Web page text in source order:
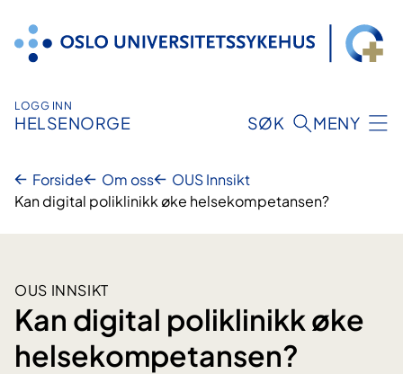
innhold
LOGG INN
HELSENORGE SØK MENY
Forside Om oss
OUS Innsikt
Kan digital poliklinikk øke helsekompetansen?
OUS INNSIKT
Kan digital poliklinikk øke
helsekompetansen?